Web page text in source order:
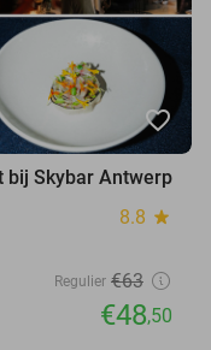
favorite_border
bij Skybar Antwerp
8.8 star
Regulier €63
€48,50